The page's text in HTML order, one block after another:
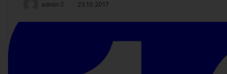
admin 23.10.2017